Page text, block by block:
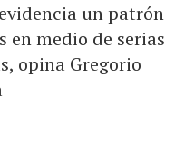
un patrón
en medio de serias
opina Gregorio